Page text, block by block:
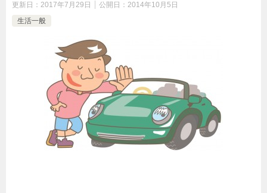
更新日： 2017年7月29日 公開日： 2014年10月5日
生活一般